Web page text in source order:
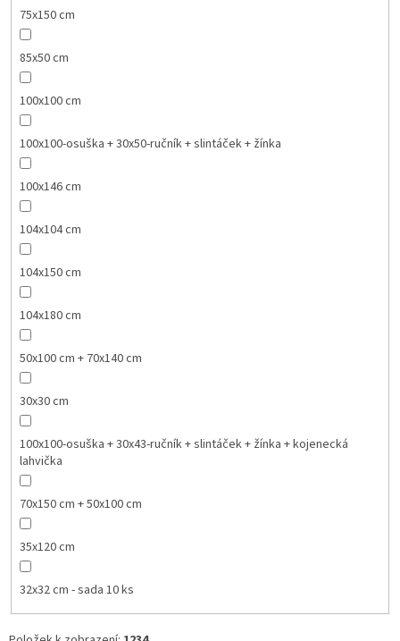
75x150 cm
85x50 cm
100x100 cm
100x100-osuška + 30x50-ručník + slintáček + žínka
100x146 cm
104x104 cm
104x150 cm
104x180 cm
50x100 cm + 70x140 cm
30x30 cm
100x100-osuška + 30x43-ručník + slintáček + žínka + kojenecká
lahvička
70x150 cm + 50x100 cm
35x120 cm
32x32 cm - sada 10 ks